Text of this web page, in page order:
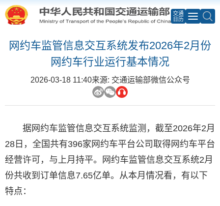
交通
日历
网约车监管信息交互系统发布2026年2月份
网约车行业运行基本情况
2026-03-18 11:40来源: 交通运输部微信公众号
据网约车监管信息交互系统监测，截至2026年2月
28日，全国共有396家网约车平台公司取得网约车平台
经营许可，与上月持平。网约车监管信息交互系统2月
份共收到订单信息7.65亿单。从本月情况看，有以下
特点：